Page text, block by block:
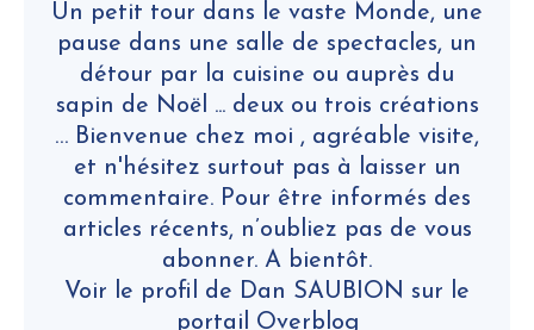
Un petit tour dans le vaste Monde, une
pause dans une salle de spectacles, un
détour par la cuisine ou auprès du
sapin de Noël ... deux ou trois créations
… Bienvenue chez moi , agréable visite,
et n'hésitez surtout pas à laisser un
commentaire. Pour être informés des
articles récents, n’oubliez pas de vous
abonner. A bientôt.
Voir le profil de Dan SAUBION sur le
portail Overblog